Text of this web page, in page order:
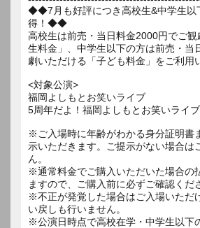
◆◆7月も好評につき高校生&中学生以
得！◆◆
高校生は前売・当日料金2000円でご
生料金」、中学生以下の方は前売・当
劇いただける「子ども料金」をご利用
<対象公演>
福岡よしもとお笑いライブ
5周年だよ！福岡よしもとお笑いライブ
※ご入場時に年齢がわかる身分証明書
示いただきます。ご提示がない場合は
ん。
※通常料金でご購入いただいた場合の
ますので、ご購入前に必ずご確認くだ
※不正が発覚した場合はご入場いただ
い戻しも行いません。
※公演日時点で高校在学・中学生以下